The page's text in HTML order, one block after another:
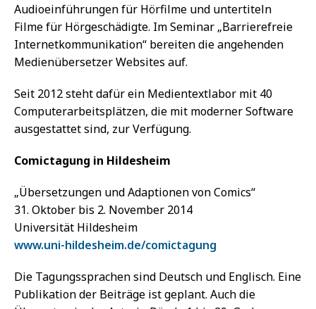
Audioeinführungen für Hörfilme und untertiteln
Filme für Hörgeschädigte. Im Seminar „Barrierefreie
Internetkommunikation“ bereiten die angehenden
Medienübersetzer Websites auf.
Seit 2012 steht dafür ein Medientextlabor mit 40
Computerarbeitsplätzen, die mit moderner Software
ausgestattet sind, zur Verfügung.
Comictagung in Hildesheim
„Übersetzungen und Adaptionen von Comics“
31. Oktober bis 2. November 2014
Universität Hildesheim
www.uni-hildesheim.de/comictagung
Die Tagungssprachen sind Deutsch und Englisch. Eine
Publikation der Beiträge ist geplant. Auch die